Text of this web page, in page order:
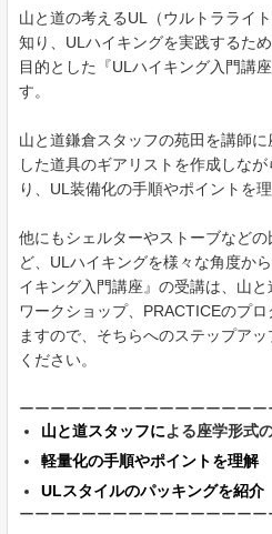
山と道の考えるUL（ウルトラライ
知り、ULハイキングを実践するた
目的とした『ULハイキング入門講
す。
山と道鎌倉スタッフの苑田を講師
した道具のギアリストを作成しな
り、UL装備化の手順やポイントを理
他にもシェルターやストーブなど
ど、ULハイキングを様々な角度か
イキング入門講座』の受講は、山
ワークショップ、PRACTICEのプ
ますので、そちらへのステップア
ください。
ーーーーーーーーーーーーーーーー
山と道スタッフによる座学形式
軽量化の手順やポイントを理解
ULスタイルのパッキングを紹介
ーーーーーーーーーーーーーーーー